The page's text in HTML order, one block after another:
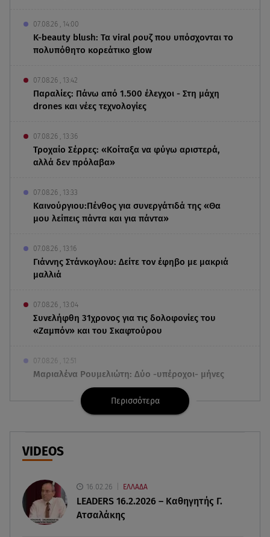
07.08.26 , 14:00
K-beauty blush: Τα viral ρουζ που υπόσχονται το
πολυπόθητο κορεάτικο glow
07.08.26 , 13:42
Παραλίες: Πάνω από 1.500 έλεγχοι - Στη μάχη
drones και νέες τεχνολογίες
07.08.26 , 13:36
Τροχαίο Σέρρες: «Κοίταξα να φύγω αριστερά,
αλλά δεν πρόλαβα»
07.08.26 , 13:33
Καινούργιου:Πένθος για συνεργάτιδά της «Θα
μου λείπεις πάντα και για πάντα»
07.08.26 , 13:16
Γιάννης Στάνκογλου: Δείτε τον έφηβο με μακριά
μαλλιά
07.08.26 , 13:04
Συνελήφθη 31χρονος για τις δολοφονίες του
«Ζαμπόν» και του Σκαφτούρου
07.08.26 , 12:51
Μαριαλένα Ρουμελιώτη: Δύο -υπέροχοι- μήνες
Τουρισμός για όλους: Συνεχίζονται οι αιτήσεις –
Marfin: Προθεσμία για να απολογηθεί πήρε η
46χρονη
Περισσότερα
VIDEOS
16.02.26 ΕΛΛΑΔΑ
LEADERS 16.2.2026 – Καθηγητής Γ.
Ατσαλάκης